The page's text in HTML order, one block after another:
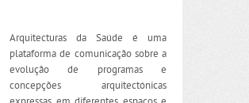
Arquitecturas da Saúde é uma
plataforma de comunicação sobre a
evolução de programas e
concepções arquitectónicas